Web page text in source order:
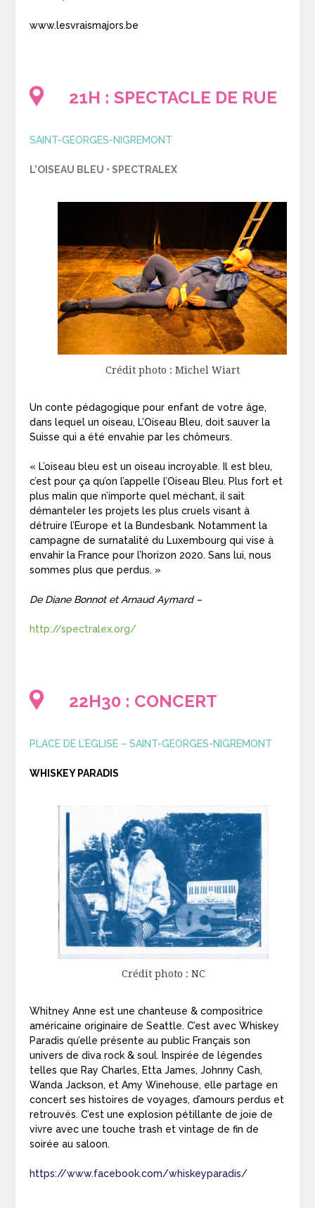
www.lesvraismajors.be
21H : SPECTACLE DE RUE
SAINT-GEORGES-NIGREMONT
L’OISEAU BLEU • SPECTRALEX
Crédit photo : Michel Wiart
Un conte pédagogique pour enfant de votre âge,
dans lequel un oiseau, L’Oiseau Bleu, doit sauver la
Suisse qui a été envahie par les chômeurs.
« L’oiseau bleu est un oiseau incroyable. Il est bleu,
c’est pour ça qu’on l’appelle l’Oiseau Bleu. Plus fort et
plus malin que n’importe quel méchant, il sait
démanteler les projets les plus cruels visant à
détruire l’Europe et la Bundesbank. Notamment la
campagne de surnatalité du Luxembourg qui vise à
envahir la France pour l’horizon 2020. Sans lui, nous
sommes plus que perdus. »
De Diane Bonnot et Arnaud Aymard –
http://spectralex.org/
22H30 : CONCERT
PLACE DE L’EGLISE – SAINT-GEORGES-NIGREMONT
WHISKEY PARADIS
Crédit photo : NC
Whitney Anne est une chanteuse & compositrice
américaine originaire de Seattle. C’est avec Whiskey
Paradis qu’elle présente au public Français son
univers de diva rock & soul. Inspirée de légendes
telles que Ray Charles, Etta James, Johnny Cash,
Wanda Jackson, et Amy Winehouse, elle partage en
concert ses histoires de voyages, d’amours perdus et
retrouvés. C’est une explosion pétillante de joie de
vivre avec une touche trash et vintage de fin de
soirée au saloon.
https://www.facebook.com/whiskeyparadis/